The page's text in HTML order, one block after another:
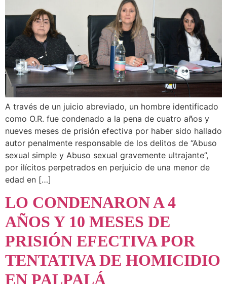
A través de un juicio abreviado, un hombre identificado
como O.R. fue condenado a la pena de cuatro años y
nueves meses de prisión efectiva por haber sido hallado
autor penalmente responsable de los delitos de “Abuso
sexual simple y Abuso sexual gravemente ultrajante”,
por ilícitos perpetrados en perjuicio de una menor de
edad en […]
LO CONDENARON A 4
AÑOS Y 10 MESES DE
PRISIÓN EFECTIVA POR
TENTATIVA DE HOMICIDIO
EN PALPALÁ